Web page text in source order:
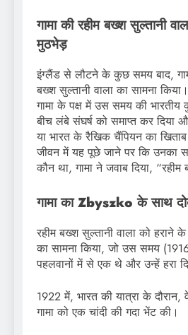
गामा की रहीम बख्श सुल्तानी
मुठभेड़
इंग्लैंड से लौटने के कुछ समय बाद,
बख्श सुल्तानी वाला का सामना
गामा के पक्ष में उस समय की
बीच लंबे संघर्ष को समाप्त कर दिया
या भारत के रैखिक चैंपियन का
जीवन में यह पूछे जाने पर कि उनका
कौन था, गामा ने जवाब दिया, “रहीम
गामाकाZbyszko के साथ
रहीम बख्श सुल्तानी वाला को हराने के
का सामना किया, जो उस समय
पहलवानों में से एक थे और उन्हें हरा
1922 में, भारत की यात्रा के
गामा को एक चांदी की गदा भेंट की।